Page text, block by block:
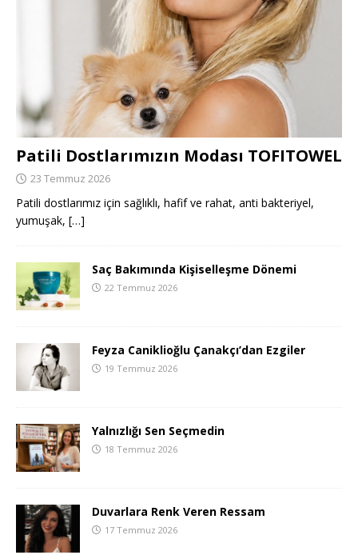
Patili Dostlarımızın Modası TOFITOWEL
23 Temmuz 2026
Patili dostlarımız için sağlıklı, hafif ve rahat, anti bakteriyel,
yumuşak, […]
Saç Bakımında Kişiselleşme Dönemi
22 Temmuz 2026
Feyza Caniklioğlu Çanakçı’dan Ezgiler
19 Temmuz 2026
Yalnızlığı Sen Seçmedin
18 Temmuz 2026
Duvarlara Renk Veren Ressam
17 Temmuz 2026